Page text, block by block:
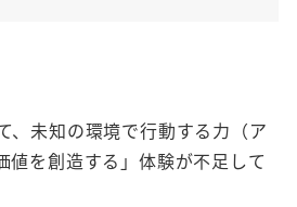
、未知の環境で行動する力（ア
を創造する」体験が不足して